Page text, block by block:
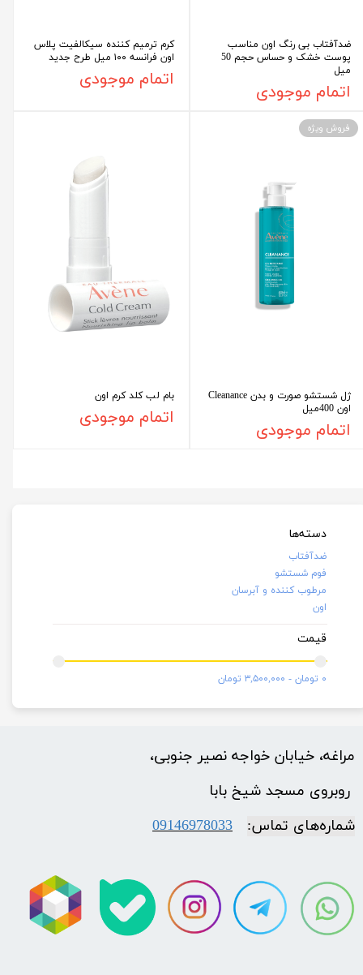
دسته‌ها
ضدآفتاب
فوم شستشو
مرطوب کننده و آبرسان
اون
قیمت
۰ تومان - ۳,۵۰۰,۰۰۰ تومان
ضدآفتاب بی رنگ اون مناسب
پوست خشک و حساس حجم 50
میل
اتمام موجودی
کرم ترمیم کننده سیکالفیت پلاس
اون فرانسه ۱۰۰ میل طرح جدید
اتمام موجودی
ژل شستشو صورت و بدن Cleanance
اون 400میل
اتمام موجودی
فروش ویژه
بام لب کلد کرم اون
اتمام موجودی
مراغه، خیابان خواجه نصیر جنوبی،
​​​​​​​ روبروی مسجد شیخ بابا
شماره‌‌های تماس:
09146978033